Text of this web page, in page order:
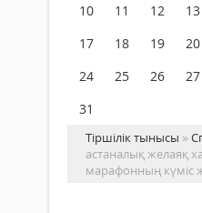
10
11 12 13
17
18 19 20
24
25 26 27
31
Тіршілік тынысы »
астаналық желаяқ
марафонның күміс